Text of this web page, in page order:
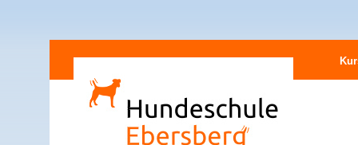
zum
Inhalt
Direkt
Navigation